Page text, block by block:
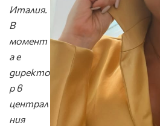
Италия.
В
момент
а е
директо
р в
централ
ния